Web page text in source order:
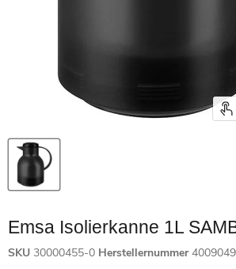
Emsa Isolierkanne 1L
SKU 30000455-0 Herstellernummer